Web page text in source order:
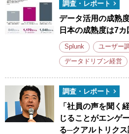
調査・レポート
データ活用の成熟
日本の成熟度は7
Splunk ユーザー
データドリブン経営
調査・レポート
「社員の声を聞く
じることがエンゲ
る─クアルトリクス